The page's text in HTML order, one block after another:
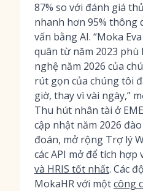
87% so với đánh giá
nhanh hơn 95% thông
vấn bằng AI. “Moka
quân từ năm 2023 phù
nghệ năm 2026 của
rút gọn của chúng tôi
giờ, thay vì vài ngày,”
Thu hút nhân tài ở
cập nhật năm 2026
đoán, mở rộng Trợ lý
các API mở để tích hợp
và HRIS tốt nhất. Các
MokaHR với mộtcông